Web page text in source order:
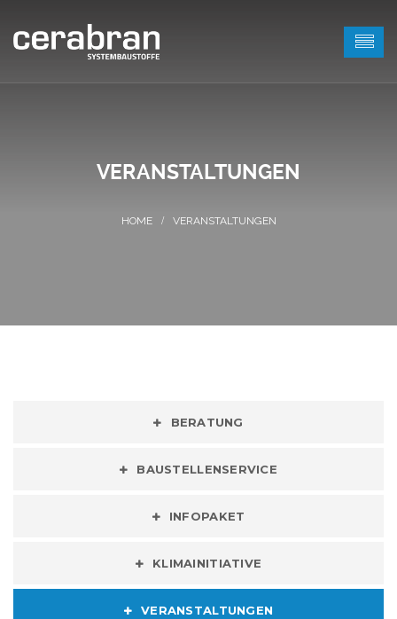
VERANSTALTUNGEN
VERANSTALTUNGEN
BERATUNG
BAUSTELLENSERVICE
INFOPAKET
KLIMAINITIATIVE
VERANSTALTUNGEN